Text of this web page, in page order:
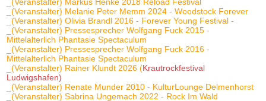
_(Veranstalter) Melanie Peter Memm 2024 - Woodstock Forever
_(Veranstalter) Olivia Brandl 2016 - Forever Young Festival -
_(Veranstalter) Pressesprecher Wolfgang Fuck 2015 -
Mittelalterlich Phantasie Spectaculum
_(Veranstalter) Pressesprecher Wolfgang Fuck 2016 -
Mittelalterlich Phantasie Spectaculum
_(Veranstalter) Rainer Klundt 2026 (Krautrockfestival
Ludwigshafen)
_(Veranstalter) Renate Munder 2010 - KulturLounge Delmenhorst
_(Veranstalter) Sabrina Ungemach 2022 - Rock Im Wald